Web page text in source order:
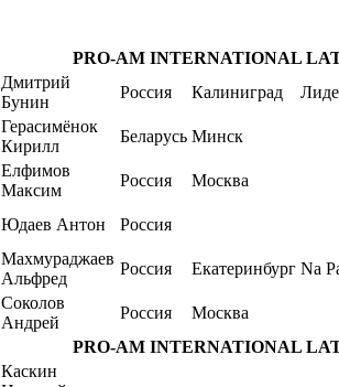
PRO-AM INTERNATIONAL
Дмитрий
Бунин
Россия Калиниград
Герасимёнок
Кирилл
Беларусь Минск
Елфимов
Максим
Россия Москва
Юдаев Антон Россия
Махмураджаев
Альфред
Россия Екатеринбург Na
Соколов
Андрей
Россия
Москва
PRO-AM INTERNATIONAL
Каскин